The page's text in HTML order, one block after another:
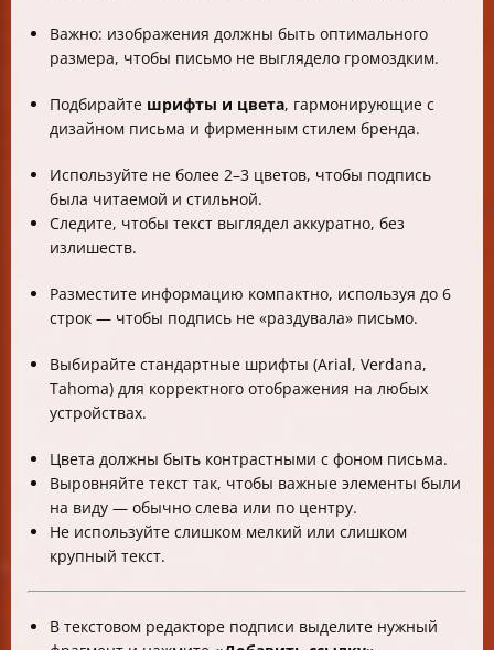
Важно: изображения должны быть оптимального
размера, чтобы письмо не выглядело громоздким.
Подбирайте шрифты и цвета, гармонирующие с
дизайном письма и фирменным стилем бренда.
Используйте не более 2–3 цветов, чтобы подпись
была читаемой и стильной.
Следите, чтобы текст выглядел аккуратно, без
излишеств.
Разместите информацию компактно, используя до 6
строк — чтобы подпись не «раздувала» письмо.
Выбирайте стандартные шрифты (Arial, Verdana,
Tahoma) для корректного отображения на любых
устройствах.
Цвета должны быть контрастными с фоном письма.
Выровняйте текст так, чтобы важные элементы были
на виду — обычно слева или по центру.
Не используйте слишком мелкий или слишком
крупный текст.
В текстовом редакторе подписи выделите нужный